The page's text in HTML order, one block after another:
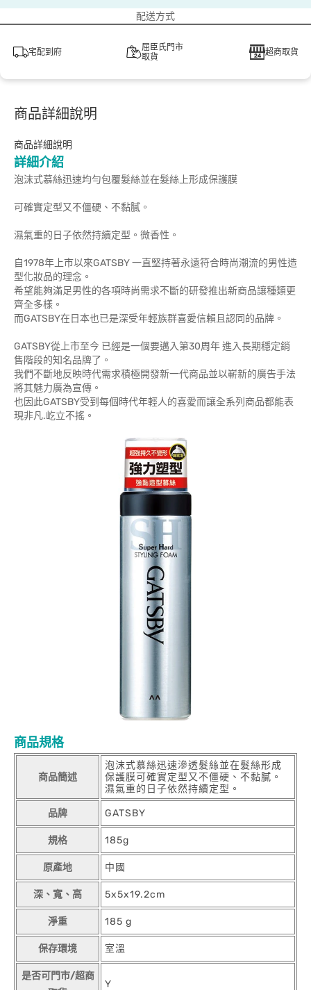
配送方式
宅配到府
屈臣氏門市
取貨
超商取貨
商品詳細說明
商品詳細說明
詳細介紹
泡沫式慕絲迅速均勻包覆髮絲並在髮絲上形成保護膜
可確實定型又不僵硬、不黏膩。
濕氣重的日子依然持續定型。微香性。
自1978年上市以來GATSBY 一直堅持著永遠符合時尚潮流的男性造
型化妝品的理念。
希望能夠滿足男性的各項時尚需求不斷的研發推出新商品讓種類更
齊全多樣。
而GATSBY在日本也已是深受年輕族群喜愛信賴且認同的品牌。
GATSBY從上市至今 已經是一個要邁入第30周年 進入長期穩定銷
售階段的知名品牌了。
我們不斷地反映時代需求積極開發新一代商品並以嶄新的廣告手法
將其魅力廣為宣傳。
也因此GATSBY受到每個時代年輕人的喜愛而讓全系列商品都能表
現非凡.屹立不搖。
商品規格
商品簡述
泡沫式慕絲迅速滲透髮絲並在髮絲形成
保護膜可確實定型又不僵硬、不黏膩。
濕氣重的日子依然持續定型。
品牌 GATSBY
規格 185g
原產地 中國
深、寬、高 5x5x19.2cm
淨重 185 g
保存環境 室溫
是否可門市/超商
Y